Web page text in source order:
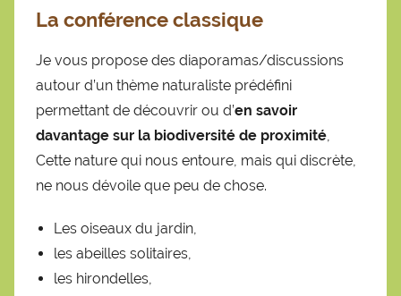
La conférence classique
Je vous propose des diaporamas/discussions
autour d’un thème naturaliste prédéfini
permettant de découvrir ou d’en savoir
davantage sur la biodiversité de proximité
Cette nature qui nous entoure, mais qui discrète,
ne nous dévoile que peu de chose.
Les oiseaux du jardin,
les abeilles solitaires,
les hirondelles,